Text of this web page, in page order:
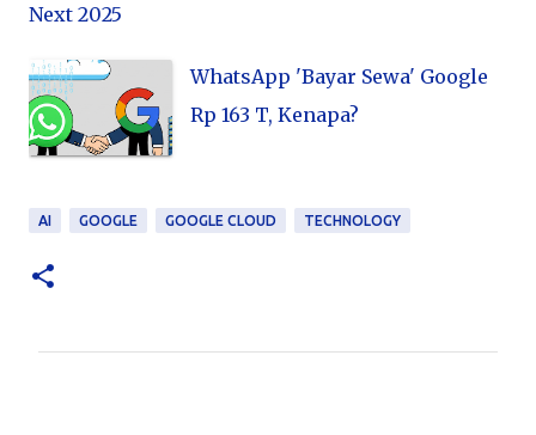
Next 2025
WhatsApp 'Bayar Sewa' Google
Rp 163 T, Kenapa?
AI GOOGLE GOOGLE CLOUD TECHNOLOGY